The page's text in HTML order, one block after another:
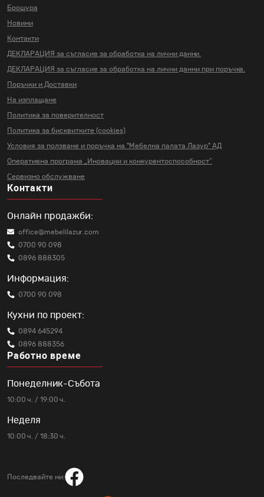
Брошура
Новини
Контакти
ДЕКЛАРАЦИЯ за съгласие за обработка на лични данни.
ДЕКЛАРАЦИЯ за съгласие за обработка на лични данни при поръчка.
Поръчки и Доставки
На изплащане
Политика за поверителност
Политика за бисквитките (cookies)
Условия за ползване и поръчка на "Мебелна палата Лазур" АД
Оперативна програма „Иновации и конкурентоспособност“
Сервизно обслужване
Контакти
Онлайн продажби:
office@mebelilazur.com
0700 90 098
0896 888305
Информация:
0700 90 098
Кухни по проект:
0894 645294
0896 888356
Работно време
Понеделник-Събота
10:00 ч. / 19:00 ч.
Неделя
10:00 ч. / 18:30 ч.
Последвайте ни: